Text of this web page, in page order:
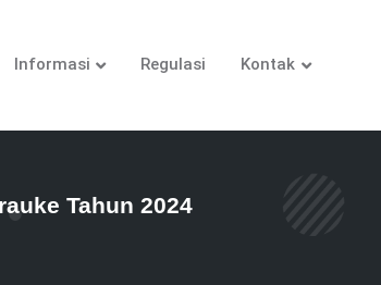
Informasi Regulasi Kontak
Tahun 2024